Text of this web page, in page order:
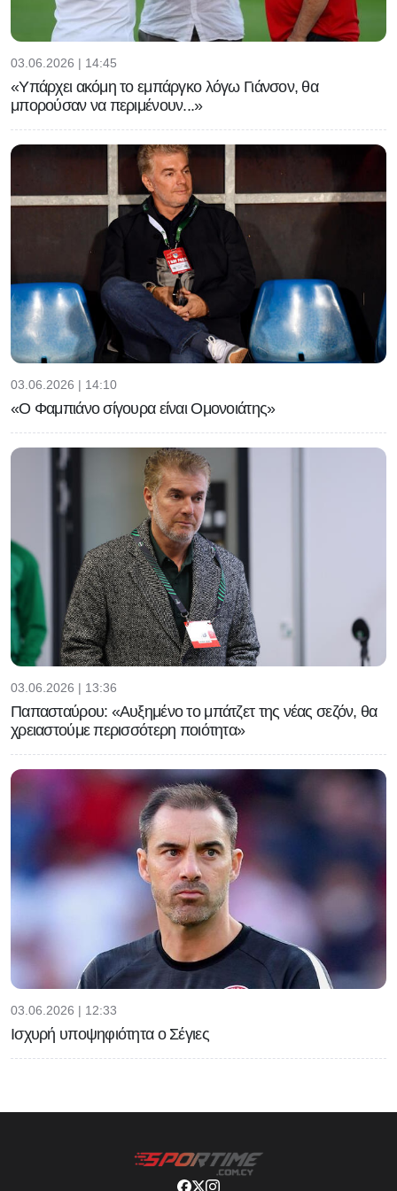
03.06.2026 | 14:45
«Υπάρχει ακόμη το εμπάργκο λόγω Γιάνσον, θα
μπορούσαν να περιμένουν...»
03.06.2026 | 14:10
«Ο Φαμπιάνο σίγουρα είναι Ομονοιάτης»
03.06.2026 | 13:36
Παπασταύρου: «Αυξημένο το μπάτζετ της νέας σεζόν, θα
χρειαστούμε περισσότερη ποιότητα»
03.06.2026 | 12:33
Ισχυρή υποψηφιότητα ο Σέγιες